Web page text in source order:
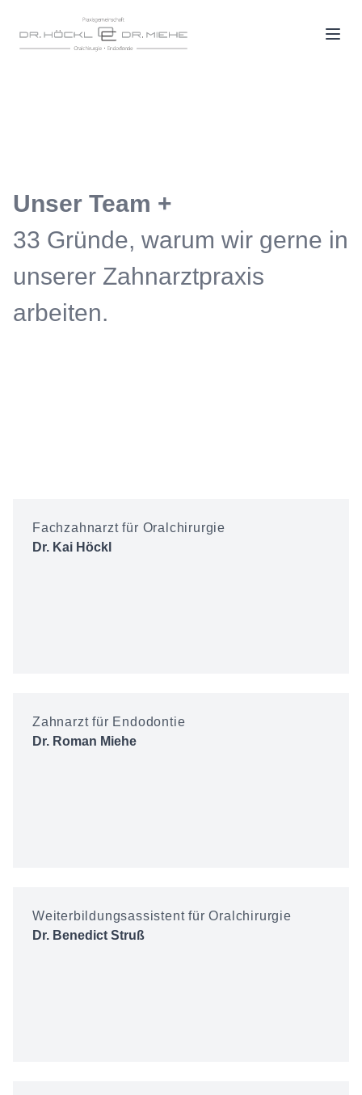
Unser Team +
33 Gründe, warum wir gerne in
unserer Zahnarztpraxis
arbeiten.
Fachzahnarzt für Oralchirurgie
Dr. Kai Höckl
Zahnarzt für Endodontie
Dr. Roman Miehe
Weiterbildungsassistent für Oralchirurgie
Dr. Benedict Struß